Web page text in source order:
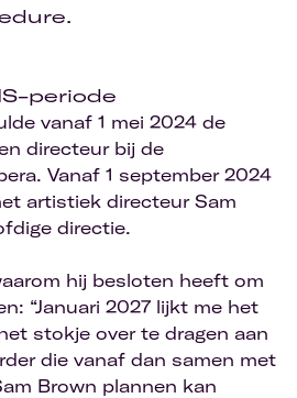
periode
vanaf 1 mei 2024 de
directeur bij de
Vanaf 1 september 2024
artistiek directeur Sam
directie.
hij besloten heeft om
“Januari 2027 lijkt me het
stokje over te dragen aan
die vanaf dan samen met
Brown plannen kan